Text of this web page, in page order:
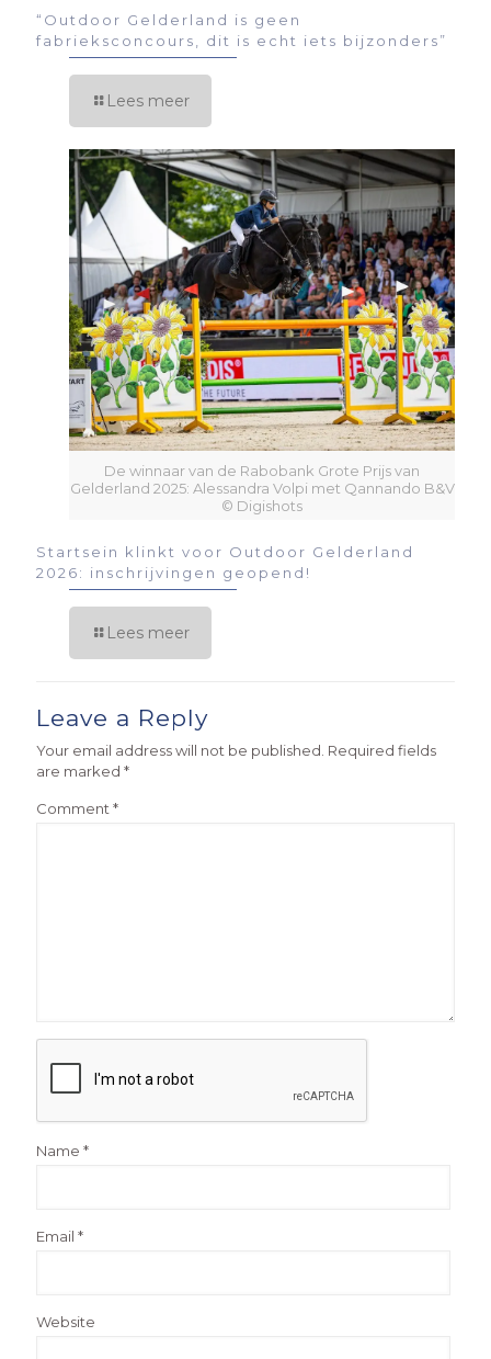
“Outdoor Gelderland is geen
fabrieksconcours, dit is echt iets bijzonders”
Lees meer
De winnaar van de Rabobank Grote Prijs van
Gelderland 2025: Alessandra Volpi met Qannando B&V
© Digishots
Startsein klinkt voor Outdoor Gelderland
2026: inschrijvingen geopend!
Lees meer
Leave a Reply
Your email address will not be published. Required fields
are marked *
Comment *
Name *
Email *
Website